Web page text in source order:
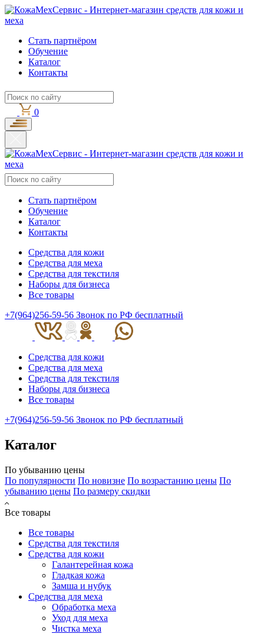
Стать партнёром
Обучение
Каталог
Контакты
0
Стать партнёром
Обучение
Каталог
Контакты
Средства для кожи
Средства для меха
Средства для текстиля
Наборы для бизнеса
Все товары
+7(964)256-59-56 Звонок по РФ бесплатный
Средства для кожи
Средства для меха
Средства для текстиля
Наборы для бизнеса
Все товары
+7(964)256-59-56 Звонок по РФ бесплатный
Каталог
По убыванию цены
По популярности По новизне По возрастанию цены По
убыванию цены По размеру скидки
Все товары
Все товары
Средства для текстиля
Средства для кожи
Галантерейная кожа
Гладкая кожа
Замша и нубук
Средства для меха
Обработка меха
Уход для меха
Чистка меха